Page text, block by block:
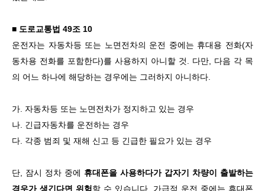
■ 도로교통법 49조 10
운전자는 자동차등 또는 노면전차의 운전 중에는 휴대용 전화(자
동차용 전화를 포함한다)를 사용하지 아니할 것. 다만, 다음 각 목
의 어느 하나에 해당하는 경우에는 그러하지 아니하다.
가. 자동차등 또는 노면전차가 정지하고 있는 경우
나. 긴급자동차를 운전하는 경우
다. 각종 범죄 및 재해 신고 등 긴급한 필요가 있는 경우
단, 잠시 정차 중에 휴대폰을 사용하다가 갑자기 차량이 출발하는
경우가 생긴다면 위험할 수 있습니다. 가급적 운전 중에는 휴대폰